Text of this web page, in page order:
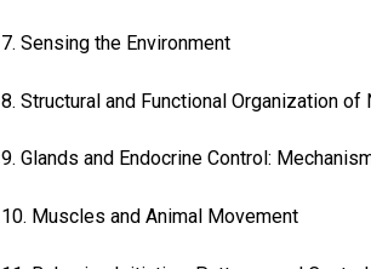
7. Sensing the Environment
8. Structural and Functional Organization
9. Glands and Endocrine Control:
10. Muscles and Animal Movement